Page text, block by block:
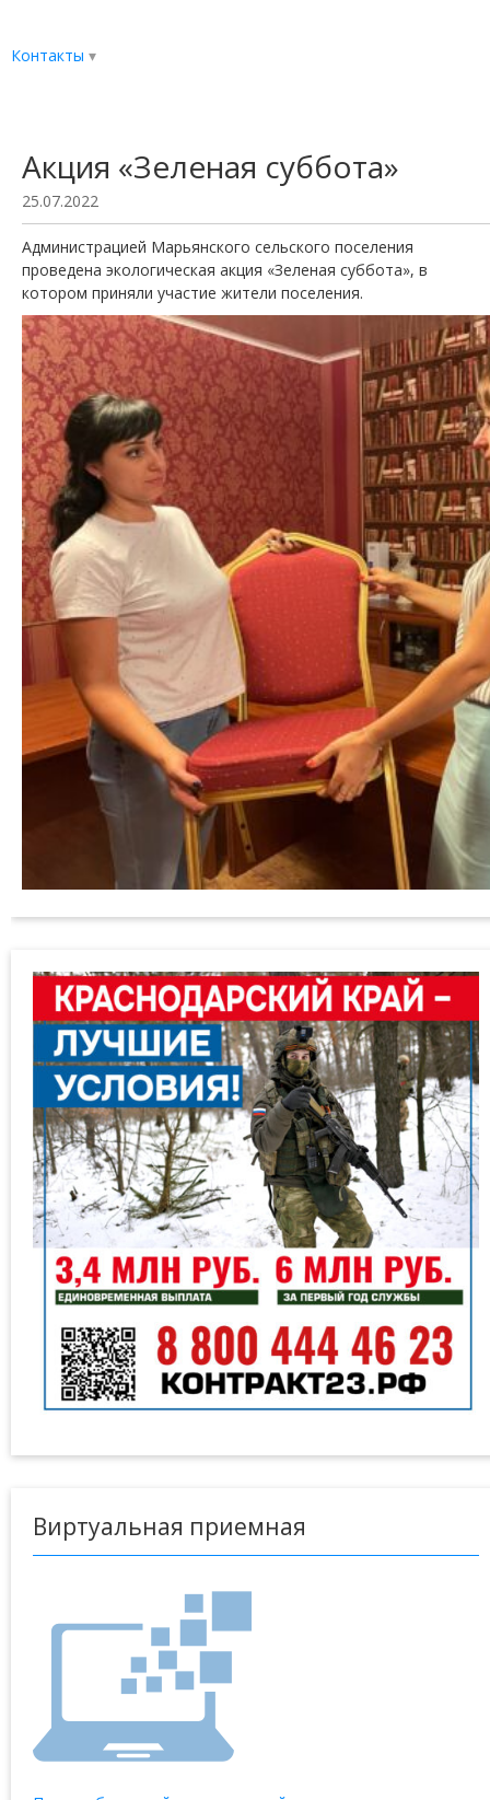
Контакты
Акция «Зеленая суббота»
25.07.2022
Администрацией Марьянского сельского поселения
проведена экологическая акция «Зеленая суббота», в
котором приняли участие жители поселения.
Виртуальная приемная